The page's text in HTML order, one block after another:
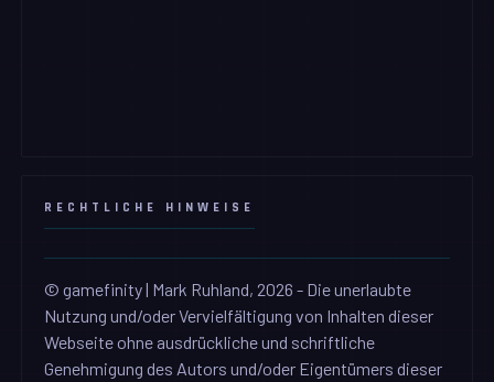
RECHTLICHE HINWEISE
© gamefinity | Mark Ruhland, 2026 - Die unerlaubte
Nutzung und/oder Vervielfältigung von Inhalten dieser
Webseite ohne ausdrückliche und schriftliche
Genehmigung des Autors und/oder Eigentümers dieser